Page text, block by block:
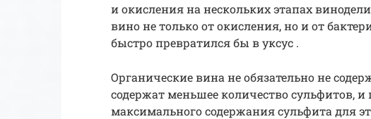
и окисления на нескольких этапах
вино не только от окисления, но и от
быстро превратился бы в уксус .
Органические вина не обязательно не
содержат меньшее количество сульфитов, и
максимального содержания сульфита для